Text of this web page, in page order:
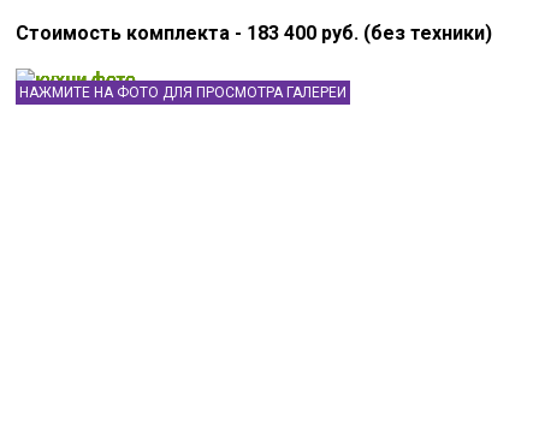
Стоимость комплекта - 183 400 руб. (без техники)
НАЖМИТЕ НА ФОТО ДЛЯ ПРОСМОТРА ГАЛЕРЕИ